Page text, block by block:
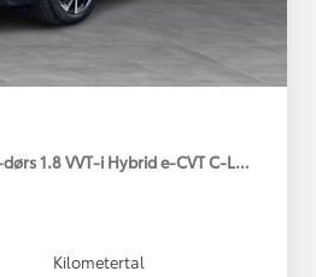
1.8 VVT-i Hybrid e-CVT C-LUB -
Kilometertal